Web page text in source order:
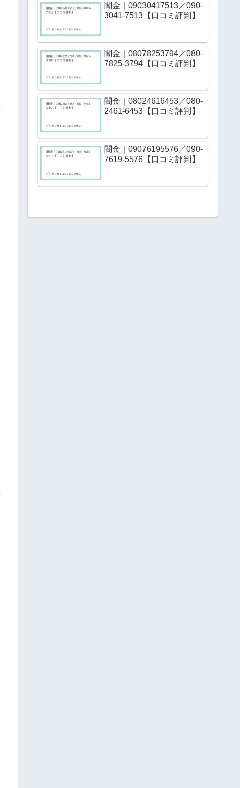
闇金｜09030417513／090-
3041-7513【口コミ評判】
闇金｜08078253794／080-
7825-3794【口コミ評判】
闇金｜08024616453／080-
2461-6453【口コミ評判】
闇金｜09076195576／090-
7619-5576【口コミ評判】